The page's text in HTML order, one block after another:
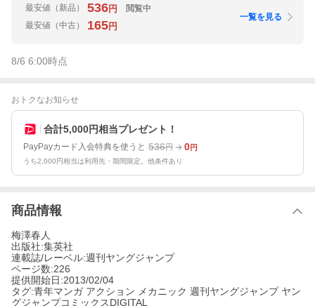
最安値 （新品） 536円
閲覧中
最安値 （中古） 165円
一覧を見る
8/6 6:00時点
おトクなお知らせ
合計5,000円相当プレゼント！
PayPayカード入会特典を使うと 536円 0円
うち2,000円相当は利用先・期間限定。他条件あり
商品情報
梅澤春人
出版社:集英社
連載誌/レーベル:週刊ヤングジャンプ
ページ数:226
提供開始日:2013/02/04
タグ:青年マンガ アクション メカニック 週刊ヤングジャンプ ヤン
グジャンプコミックスDIGITAL